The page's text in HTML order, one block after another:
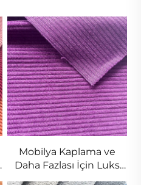
Mobilya Kaplama ve
Daha Fazlası İçin Luks
Keten Dokumu | Toplu